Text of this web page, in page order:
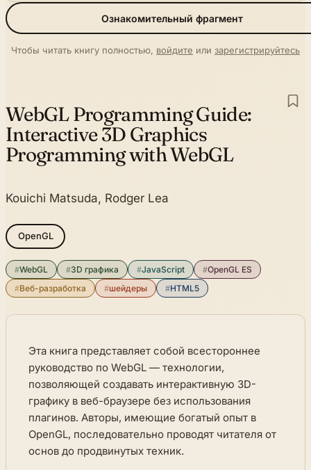
Ознакомительный фрагмент
Чтобы читать книгу полностью, войдите или зарегистрируйтесь
WebGL Programming Guide:
Interactive 3D Graphics
Programming with WebGL
Kouichi Matsuda, Rodger Lea
OpenGL
#WebGL #3D графика #JavaScript #OpenGL ES
#Веб-разработка #шейдеры #HTML5
Эта книга представляет собой всестороннее
руководство по WebGL — технологии,
позволяющей создавать интерактивную 3D-
графику в веб-браузере без использования
плагинов. Авторы, имеющие богатый опыт в
OpenGL, последовательно проводят читателя от
основ до продвинутых техник.